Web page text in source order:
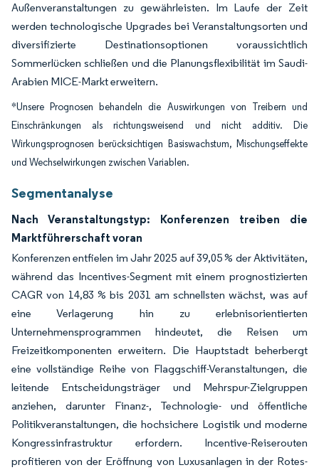
Außenveranstaltungen zu gewährleisten. Im Laufe der Zeit
werden technologische Upgrades bei Veranstaltungsorten und
diversifizierte Destinationsoptionen voraussichtlich
Sommerlücken schließen und die Planungsflexibilität im Saudi-
Arabien MICE-Markt erweitern.
*Unsere Prognosen behandeln die Auswirkungen von Treibern und
Einschränkungen als richtungsweisend und nicht additiv. Die
Wirkungsprognosen berücksichtigen Basiswachstum, Mischungseffekte
und Wechselwirkungen zwischen Variablen.
Segmentanalyse
Nach Veranstaltungstyp: Konferenzen treiben die
Marktführerschaft voran
Konferenzen entfielen im Jahr 2025 auf 39,05 % der Aktivitäten,
während das Incentives-Segment mit einem prognostizierten
CAGR von 14,83 % bis 2031 am schnellsten wächst, was auf
eine Verlagerung hin zu erlebnisorientierten
Unternehmensprogrammen hindeutet, die Reisen um
Freizeitkomponenten erweitern. Die Hauptstadt beherbergt
eine vollständige Reihe von Flaggschiff-Veranstaltungen, die
leitende Entscheidungsträger und Mehrspur-Zielgruppen
anziehen, darunter Finanz-, Technologie- und öffentliche
Politikveranstaltungen, die hochsichere Logistik und moderne
Kongressinfrastruktur erfordern. Incentive-Reiserouten
profitieren von der Eröffnung von Luxusanlagen in der Rotes-